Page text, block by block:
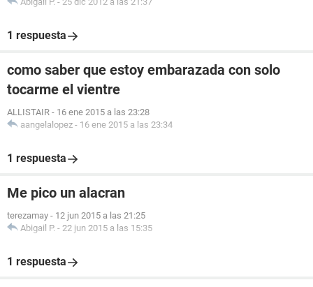
1 respuesta
como saber que estoy embarazada con solo
tocarme el vientre
ALLISTAIR - 16 ene 2015 a las 23:28
aangelalopez - 16 ene 2015 a las 23:34
1 respuesta
Me pico un alacran
terezamay - 12 jun 2015 a las 21:25
Abigail P. - 22 jun 2015 a las 15:35
1 respuesta